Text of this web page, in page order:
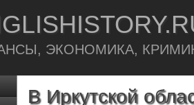
ЭКОНОМИКА,
В Иркутской